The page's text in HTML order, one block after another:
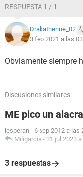
RESPUESTA 1 / 1
Drakatherine_02
3 feb 2021 a las
Obviamente siempre
Discusiones similares
ME pico un
lesperan - 6 sep 2012 a las
Miligarcia - 31 jul 2023
3 respuestas